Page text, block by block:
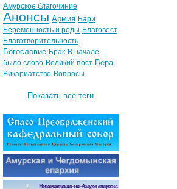
Амурское благочиние
Анонсы Армия Бари
Беременность и роды Благовест
Благотворительность
Богословие Брак В начале
было слово Великий пост Вера
Викариатство Вопросы
Показать все теги